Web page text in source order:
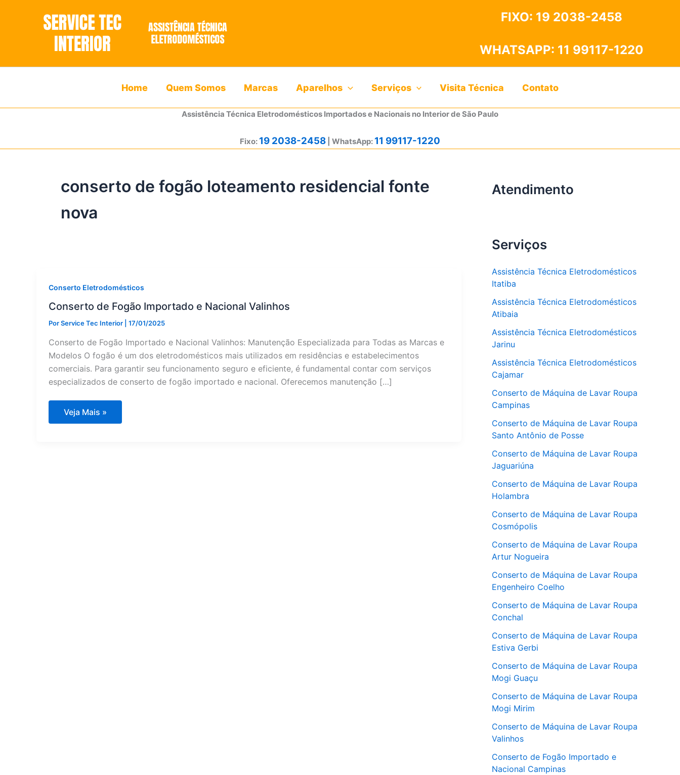
FIXO: 19 2038-2458
WHATSAPP: 11 99117-1220
Home Quem Somos Marcas Aparelhos Serviços Visita Técnica Contato
Assistência Técnica Eletrodomésticos Importados e Nacionais no Interior de São Paulo
Fixo: 19 2038-2458 | WhatsApp: 11 99117-1220
conserto de fogão loteamento residencial fonte
nova
Conserto Eletrodomésticos
Conserto de Fogão Importado e Nacional Valinhos
PorService Tec Interior 17/01/2025
Conserto de Fogão Importado e Nacional Valinhos: Manutenção Especializada para Todas as Marcas e
Modelos O fogão é um dos eletrodomésticos mais utilizados em residências e estabelecimentos
comerciais. Para garantir seu funcionamento seguro e eficiente, é fundamental contar com serviços
especializados de conserto de fogão importado e nacional. Oferecemos manutenção […]
Conserto
Veja Mais »
Atendimento
Serviços
Assistência Técnica Eletrodomésticos
Itatiba
Assistência Técnica Eletrodomésticos
Atibaia
Assistência Técnica Eletrodomésticos
Jarinu
Assistência Técnica Eletrodomésticos
Cajamar
Conserto de Máquina de Lavar Roupa
Campinas
Conserto de Máquina de Lavar Roupa
Santo Antônio de Posse
Conserto de Máquina de Lavar Roupa
Jaguariúna
Conserto de Máquina de Lavar Roupa
Holambra
Conserto de Máquina de Lavar Roupa
Cosmópolis
Conserto de Máquina de Lavar Roupa
Artur Nogueira
Conserto de Máquina de Lavar Roupa
Engenheiro Coelho
Conserto de Máquina de Lavar Roupa
Conchal
Conserto de Máquina de Lavar Roupa
Estiva Gerbi
Conserto de Máquina de Lavar Roupa
Mogi Guaçu
Conserto de Máquina de Lavar Roupa
Mogi Mirim
Conserto de Máquina de Lavar Roupa
Valinhos
Conserto de Fogão Importado e
Nacional Campinas